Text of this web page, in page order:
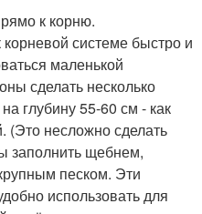
к корню.
системе быстро и
маленькой
сделать несколько
глубину 55-60 см - как
(Это несложно сделать
заполнить щебнем,
песком. Эти
использовать для